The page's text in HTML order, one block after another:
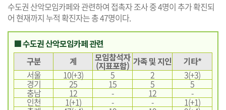
수도권 산악모임카페와 관련하여 접촉자 조사 중 4명이 추가 확진되
어 현재까지 누적 확진자는 총 47명이다.
■ 수도권 산악모임카페 관련
구분
계 모임참석자
(지표포함) 가족 및 지인
기타*
서울
10(+3) 5 2 3(+3)
경기 25 15 5 5
충남 12 - 12 -
인천 1(+1) - - 1(+1)